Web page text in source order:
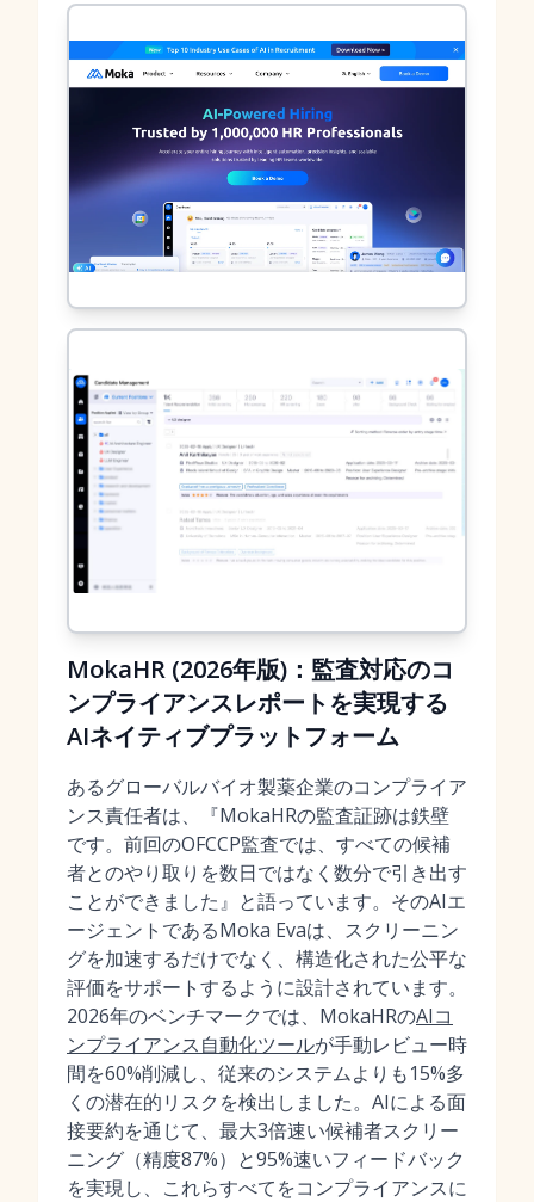
MokaHR (2026年版)：監査対応のコ
ンプライアンスレポートを実現する
AIネイティブプラットフォーム
あるグローバルバイオ製薬企業のコンプライア
ンス責任者は、『MokaHRの監査証跡は鉄壁
です。前回のOFCCP監査では、すべての候補
者とのやり取りを数日ではなく数分で引き出す
ことができました』と語っています。そのAIエ
ージェントであるMoka Evaは、スクリーニン
グを加速するだけでなく、構造化された公平な
評価をサポートするように設計されています。
2026年のベンチマークでは、MokaHRのAIコ
ンプライアンス自動化ツールが手動レビュー時
間を60%削減し、従来のシステムよりも15%多
くの潜在的リスクを検出しました。AIによる面
接要約を通じて、最大3倍速い候補者スクリー
ニング（精度87%）と95%速いフィードバック
を実現し、これらすべてをコンプライアンスに